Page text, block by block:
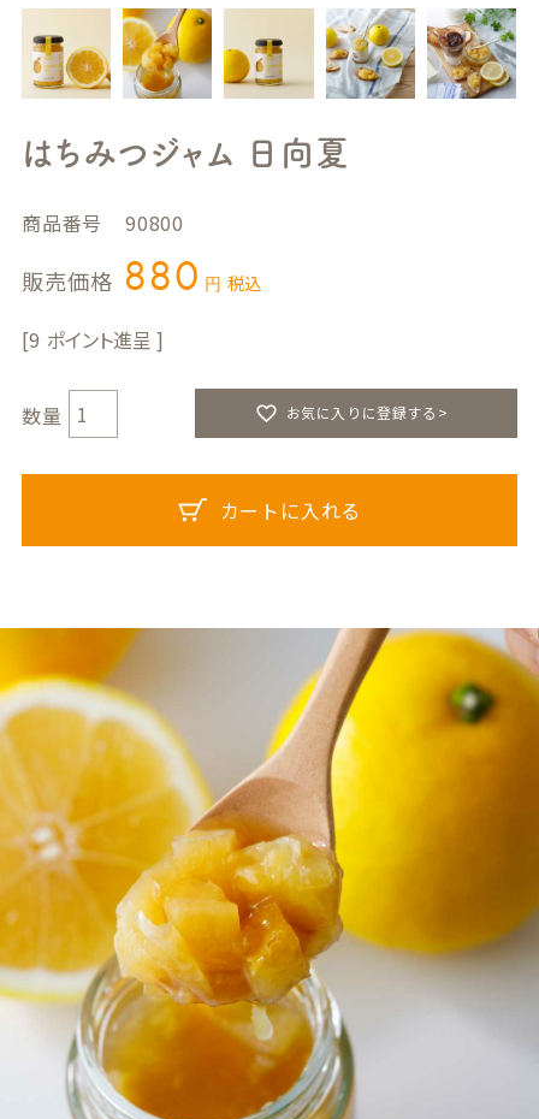
はちみつジャム 日向夏
商品番号 90800
販売価格 880 税込
9
お気に入りに登録する>
カートに入れる